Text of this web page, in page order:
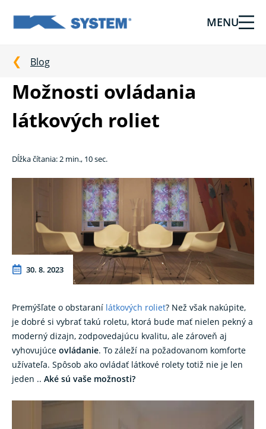
Tieniaca
pre
vašu
domácnosť
od
Ksystem
MENU
Blog
Možnosti ovládania
látkových roliet
Dĺžka čítania: 2 min., 10 sec.
30. 8. 2023
Premýšľate o obstaraní látkových roliet? Než však nakúpite,
je dobré si vybrať takú roletu, ktorá bude mať nielen pekný a
moderný dizajn, zodpovedajúcu kvalitu, ale zároveň aj
vyhovujúce ovládanie. To záleží na požadovanom komforte
užívateľa. Spôsob ako ovládať látkové rolety totiž nie je len
jeden .. Aké sú vaše možnosti?